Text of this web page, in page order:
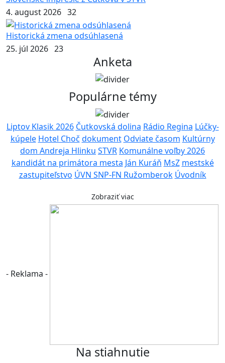
4. august 2026 32
Historická zmena odsúhlasená
25. júl 2026 23
Anketa
Populárne témy
Liptov Klasik 2026 Čutkovská dolina Rádio Regina Lúčky-
kúpele Hotel Choč dokument Odviate časom Kultúrny
dom Andreja Hlinku STVR Komunálne voľby 2026
kandidát na primátora mesta Ján Kuráň MsZ mestské
zastupiteľstvo ÚVN SNP-FN Ružomberok Úvodník
Zobraziť viac
- Reklama -
Na stiahnutie